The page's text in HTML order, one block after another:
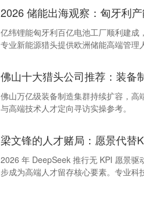
2026 储能出海观察：匈牙利
亿纬锂能匈牙利百亿电池工厂顺利建成
专业新能源猎头提供欧洲储能高端管理
佛山十大猎头公司推荐：装备
佛山万亿级装备制造集群持续扩容，
与高端技术人才定向寻访实操参考。
梁文锋的人才赌局：愿景代替
2026 年 DeepSeek 推行无 KPI 愿景驱
步成为高端人才留存核心要素。专业科